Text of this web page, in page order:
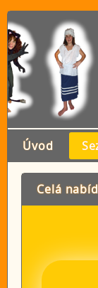
Úvod
Celá